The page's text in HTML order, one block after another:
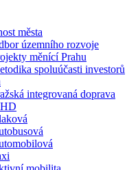
města
územního rozvoje
měnící Prahu
spoluúčasti investorů
integrovaná doprava